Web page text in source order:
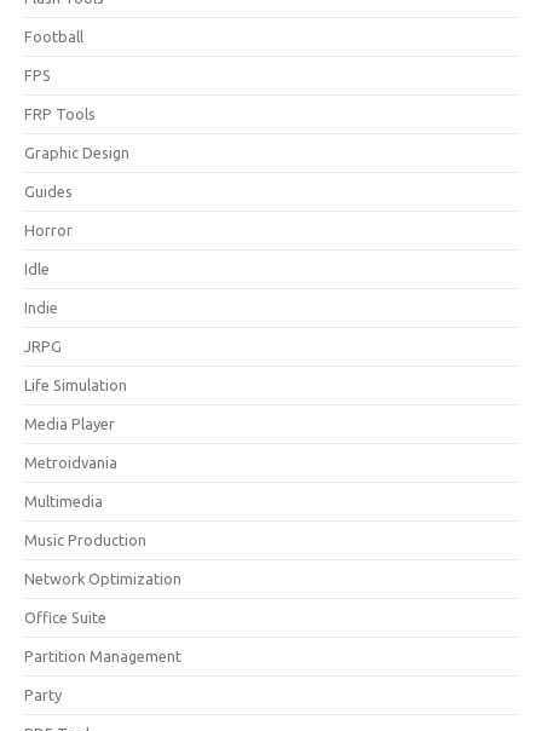
Football
FPS
FRP Tools
Graphic Design
Guides
Horror
Idle
Indie
JRPG
Life Simulation
Media Player
Metroidvania
Multimedia
Music Production
Network Optimization
Office Suite
Partition Management
Party